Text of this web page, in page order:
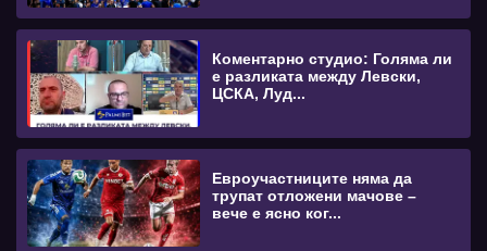
Коментарно студио: Голяма ли
е разликата между Левски,
ЦСКА, Луд...
Евроучастниците няма да
трупат отложени мачове –
вече е ясно ког...